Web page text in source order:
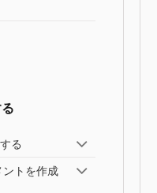
る
ントを作成